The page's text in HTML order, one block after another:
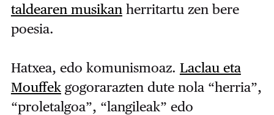
taldearen musikan herritartu zen bere
poesia.
Hatxea, edo komunismoaz. Laclau eta
Mouffekgogorarazten dute nola “herria”,
“proletalgoa”, “langileak” edo